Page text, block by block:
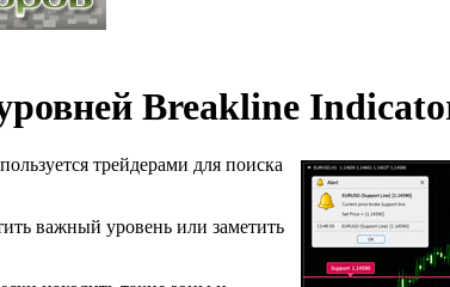
Breakline
трейдерами для поиска
важный уровень или заметить